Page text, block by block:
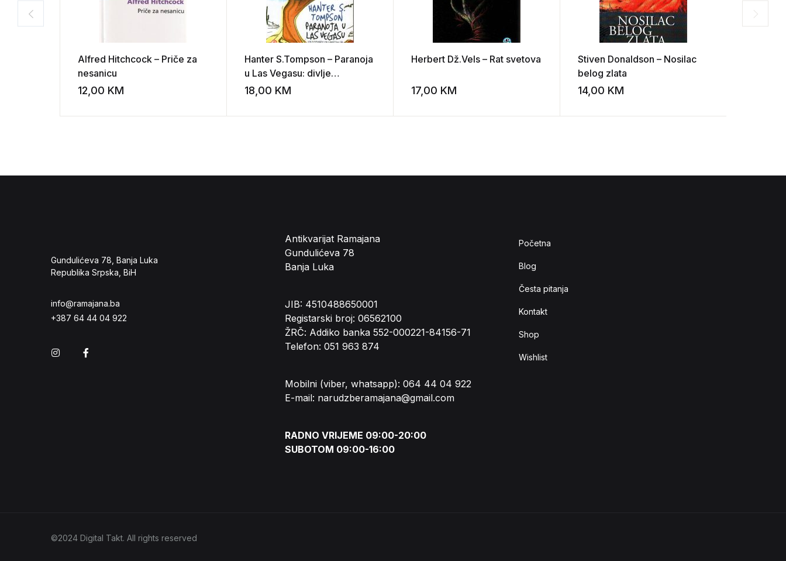
Alfred Hitchcock – Priče za
nesanicu
12,00 KM Add to wishlist
Hanter S.Tompson – Paranoja
u Las Vegasu: divlje
putovanje u srce američkog
18,00 KM Add to wishlist
Herbert Dž.Vels – Rat svetova
17,00 KM Add to wishlist
Stiven Donaldson – Nosilac
belog zlata
14,00 KM
Gundulićeva 78, Banja Luka
Republika Srpska, BiH
info@ramajana.ba
+387 64 44 04 922
Instagram
Antikvarijat Ramajana
Gundulićeva 78
Banja Luka
JIB: 4510488650001
Registarski broj: 06562100
ŽRČ: Addiko banka 552-000221-84156-71
Telefon: 051 963 874
Mobilni (viber, whatsapp): 064 44 04 922
E-mail: narudzberamajana@gmail.com
RADNO VRIJEME 09:00-20:00
SUBOTOM 09:00-16:00
Početna
Blog
Česta pitanja
Kontakt
Shop
Wishlist
©2024 Digital Takt. All rights reserved